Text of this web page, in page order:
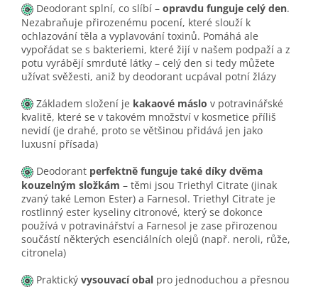
Deodorant splní, co slíbí – opravdu funguje celý den.
Nezabraňuje přirozenému pocení, které slouží k
ochlazování těla a vyplavování toxinů. Pomáhá ale
vypořádat se s bakteriemi, které žijí v našem podpaží a z
potu vyrábějí smrduté látky – celý den si tedy můžete
užívat svěžesti, aniž by deodorant ucpával potní žlázy
Základem složení je kakaové máslo v potravinářské
kvalitě, které se v takovém množství v kosmetice příliš
nevidí (je drahé, proto se většinou přidává jen jako
luxusní přísada)
Deodorant perfektně funguje také díky dvěma
kouzelným složkám – těmi jsou Triethyl Citrate (jinak
zvaný také Lemon Ester) a Farnesol. Triethyl Citrate je
rostlinný ester kyseliny citronové, který se dokonce
používá v potravinářství a Farnesol je zase přirozenou
součástí některých esenciálních olejů (např. neroli, růže,
citronela)
Praktický vysouvací obal pro jednoduchou a přesnou